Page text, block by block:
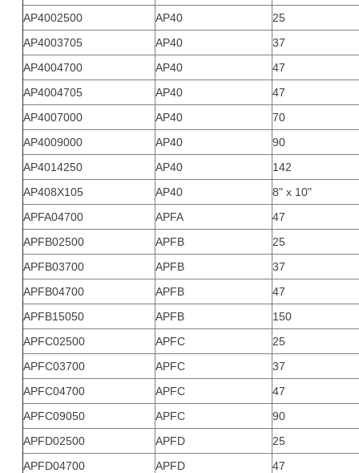
AP4002500
AP40
25
AP4003705
AP40
37
AP4004700
AP40
47
AP4004705
AP40
47
AP4007000
AP40
70
AP4009000
AP40
90
AP4014250
AP40
142
AP408X105
AP40
8" x 10"
APFA04700
APFA
47
APFB02500
APFB
25
APFB03700
APFB
37
APFB04700
APFB
47
APFB15050
APFB
150
APFC02500
APFC
25
APFC03700
APFC
37
APFC04700
APFC
47
APFC09050
APFC
90
APFD02500
APFD
25
APFD04700
APFD
47